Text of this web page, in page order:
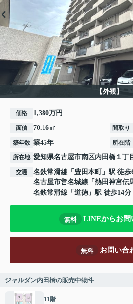
【外観】
価格 1,380万円
面積 70.16㎡ 間取り
築年数 築45年 所在階
所在地 愛知県名古屋市南区内田橋 １丁
交通 名鉄常滑線 「 豊田本町
」駅 徒歩
名古屋市営名城線 「 熱田神宮伝
名鉄常滑線 「 道徳」駅 徒歩14分
無料 LINEからお問
無料 お問い合
ジャルダン内田橋の販売中物件
11階